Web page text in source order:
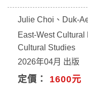
Julie Choi、Duk-
East-West Cultural
Cultural Studies
2026年04月 出版
定價： 1600元